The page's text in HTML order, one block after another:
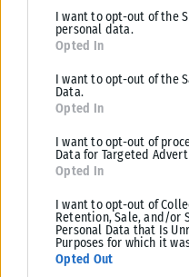
deny consent to Google and
for below specified purposes
I want to opt-out of the
personal data.
Opted In
I want to opt-out of the
Data.
Opted In
I want to opt-out of
Data for Targeted
Opted In
I want to opt-out of
Retention, Sale, and/or
Personal Data that Is
Purposes for which it
Opted Out
Το ερώτημα «ποιος θα
«Σπιτάκια Ανακύκλωσης»